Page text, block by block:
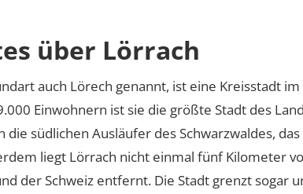
über Lörrach
auch Lörech genannt, ist eine Kreisstadt
Einwohnern ist sie die größte Stadt des
südlichen Ausläufer des Schwarzwaldes,
liegt Lörrach nicht einmal fünf Kilometer
der Schweiz entfernt. Die Stadt grenzt sogar